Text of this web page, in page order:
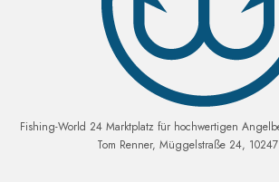
Fishing-World 24 Marktplatz für hochwertigen
Tom Renner, Müggelstraße 24,